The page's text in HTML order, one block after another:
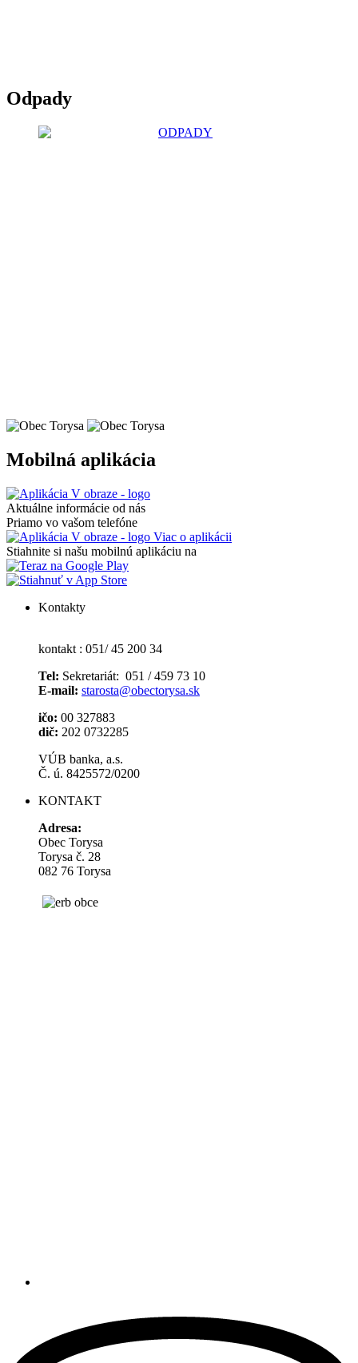
Odpady
Mobilná aplikácia
Aktuálne informácie od nás
Priamo vo vašom telefóne
Viac o aplikácii
Stiahnite si našu mobilnú aplikáciu na
Kontakty
kontakt : 051/ 45 200 34
Tel: Sekretariát: 051 / 459 73 10
E-mail: starosta@obectorysa.sk
ičo: 00 327883
dič: 202 0732285
VÚB banka, a.s.
Č. ú. 8425572/0200
KONTAKT
Adresa:
Obec Torysa
Torysa č. 28
082 76 Torysa